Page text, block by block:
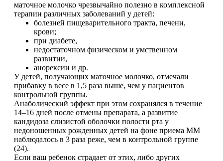
маточное молочко чрезвычайно полезно в комплексной
терапии различных заболеваний у детей:
болезней пищеварительного тракта, печени,
крови;
при диабете,
недостаточном физическом и умственном
развитии,
анорексии и др.
У детей, получающих маточное молочко, отмечали
прибавку в весе в 1,5 раза выше, чем у пациентов
контрольной группы.
Анаболический эффект при этом сохранялся в течение
14–16 дней после отмены препарата, а развитие
кандидоза слизистой оболочки полости рта у
недоношенных рожденных детей на фоне приема ММ
наблюдалось в 3 раза реже, чем в контрольной группе
(24).
Если ваш ребенок страдает от этих, либо других